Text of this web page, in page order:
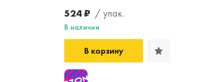
524 ₽ / упак.
В наличии
В корзину